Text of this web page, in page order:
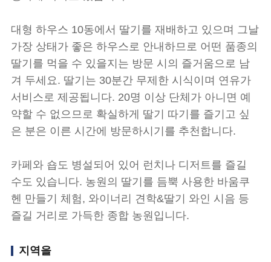
대형 하우스 10동에서 딸기를 재배하고 있으며 그날
가장 상태가 좋은 하우스로 안내하므로 어떤 품종의
딸기를 먹을 수 있을지는 방문 시의 즐거움으로 남
겨 두세요. 딸기는 30분간 무제한 시식이며 연유가
서비스로 제공됩니다. 20명 이상 단체가 아니면 예
약할 수 없으므로 확실하게 딸기 따기를 즐기고 싶
은 분은 이른 시간에 방문하시기를 추천합니다.
카페와 숍도 병설되어 있어 런치나 디저트를 즐길
수도 있습니다. 농원의 딸기를 듬뿍 사용한 바움쿠
헨 만들기 체험, 와이너리 견학&딸기 와인 시음 등
즐길 거리로 가득한 종합 농원입니다.
지역을